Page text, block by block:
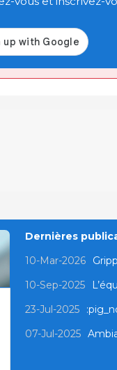
Dernières
10-Mar-2026
10-Sep-2025
23-Jul-2025
07-Jul-2025